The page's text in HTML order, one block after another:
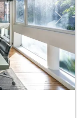
Next